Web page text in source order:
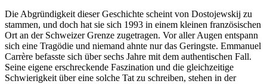
Die Abgründigkeit dieser Geschichte scheint von Dostojewskij zu
stammen, und doch hat sie sich 1993 in einem kleinen französischen
Ort an der Schweizer Grenze zugetragen. Vor aller Augen entspann
sich eine Tragödie und niemand ahnte nur das Geringste. Emmanuel
Carrère befasste sich über sechs Jahre mit dem authentischen Fall.
Seine eigene erschreckende Faszination und die gleichzeitige
Schwierigkeit über eine solche Tat zu schreiben, stehen in der